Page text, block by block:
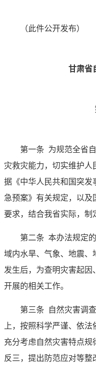
（此件公开发布）
甘肃省
第一条 为规范全省
灾救灾能力，切实维护人
据《中华人民共和国突发
急预案》有关规定，以
要求，结合我省实际，制
第二条 本办法规定
域内水旱、气象、地震、
发生后，为查明灾害起
开展的相关工作。
第三条 自然灾害调
上，按照科学严谨、依
充分考虑自然灾害特点
反三，提出防范应对等整